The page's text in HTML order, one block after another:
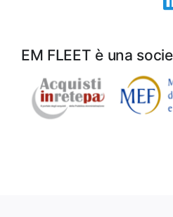
EM FLEET è una